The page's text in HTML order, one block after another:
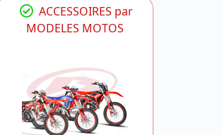
ACCESSOIRES par
MODELES MOTOS